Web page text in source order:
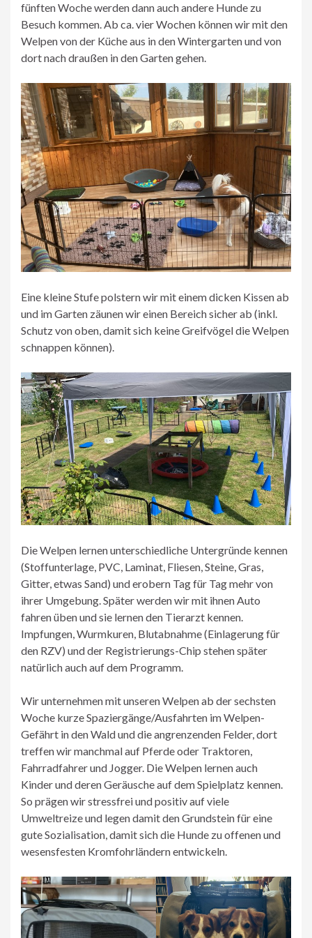
fünften Woche werden dann auch andere Hunde zu
Besuch kommen. Ab ca. vier Wochen können wir mit den
Welpen von der Küche aus in den Wintergarten und von
dort nach draußen in den Garten gehen.
Eine kleine Stufe polstern wir mit einem dicken Kissen ab
und im Garten zäunen wir einen Bereich sicher ab (inkl.
Schutz von oben, damit sich keine Greifvögel die Welpen
schnappen können).
Die Welpen lernen unterschiedliche Untergründe kennen
(Stoffunterlage, PVC, Laminat, Fliesen, Steine, Gras,
Gitter, etwas Sand) und erobern Tag für Tag mehr von
ihrer Umgebung. Später werden wir mit ihnen Auto
fahren üben und sie lernen den Tierarzt kennen.
Impfungen, Wurmkuren, Blutabnahme (Einlagerung für
den RZV) und der Registrierungs-Chip stehen später
natürlich auch auf dem Programm.
Wir unternehmen mit unseren Welpen ab der sechsten
Woche kurze Spaziergänge/Ausfahrten im Welpen-
Gefährt in den Wald und die angrenzenden Felder, dort
treffen wir manchmal auf Pferde oder Traktoren,
Fahrradfahrer und Jogger. Die Welpen lernen auch
Kinder und deren Geräusche auf dem Spielplatz kennen.
So prägen wir stressfrei und positiv auf viele
Umweltreize und legen damit den Grundstein für eine
gute Sozialisation, damit sich die Hunde zu offenen und
wesensfesten Kromfohrländern entwickeln.